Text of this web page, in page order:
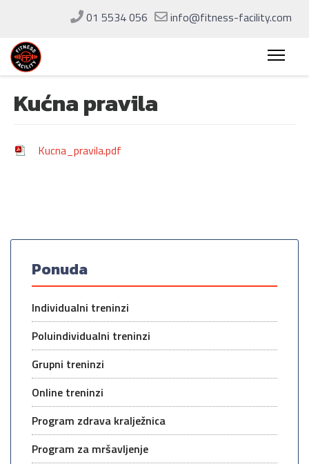
01 5534 056 info@fitness-facility.com
Kućna pravila
Kucna_pravila.pdf
Ponuda
Individualni treninzi
Poluindividualni treninzi
Grupni treninzi
Online treninzi
Program zdrava kralježnica
Program za mršavljenje